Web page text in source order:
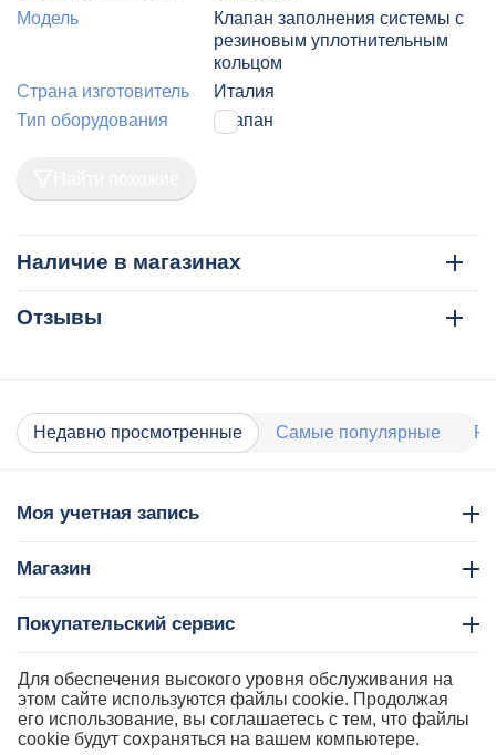
Модель
Клапан заполнения системы с
резиновым уплотнительным
кольцом
Страна изготовитель
Италия
Тип оборудования
Клапан
Наличие в магазинах
Отзывы
Недавно просмотренные Самые популярные
Моя учетная запись
Магазин
Покупательский сервис
Контакты
Для обеспечения высокого уровня обслуживания на
этом сайте используются файлы cookie. Продолжая
его использование, вы соглашаетесь с тем, что файлы
cookie будут сохраняться на вашем компьютере.